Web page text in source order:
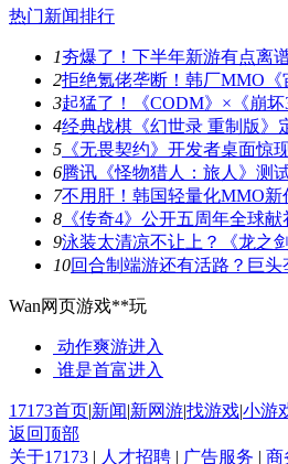
热门新闻排行
1夯爆了！下半年新游有点离
2拒绝氪佬垄断！韩厂MMO《
3起猛了！《CODM》×《崩
4经典战棋《幻世录 重制版》
5 《无畏契约》开发者桌面惊
6腾讯《怪物猎人：旅人》测
7不用肝！韩国轻量化MMO
8 《传奇4》公开五周年全球
9泳装太清凉不让上？《龙之
10回合制端游还有活路？巨
Wan网页游戏**玩
动作爽游进入
谁是首富进入
17173首页|新闻|新网游|找游戏|小游
返回顶部
关于17173 | 人才招聘 | 广告服务 | 商